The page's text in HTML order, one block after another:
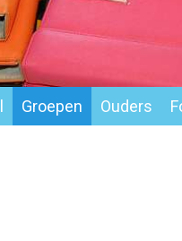
Groepen Ouders